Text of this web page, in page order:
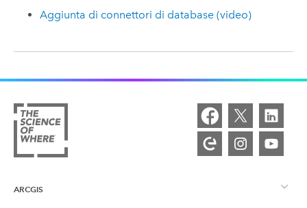
Aggiunta di connettori di database (video)
ARCGIS